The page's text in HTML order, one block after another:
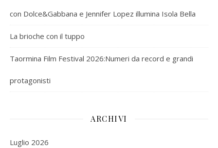
con Dolce&Gabbana e Jennifer Lopez illumina Isola Bella
La brioche con il tuppo
Taormina Film Festival 2026:Numeri da record e grandi
protagonisti
ARCHIVI
Luglio 2026